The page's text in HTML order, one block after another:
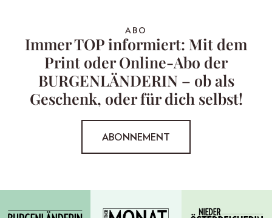
ABO
Immer TOP informiert: Mit dem
Print oder Online-Abo der
BURGENLÄNDERIN – ob als
Geschenk, oder für dich selbst!
ABONNEMENT